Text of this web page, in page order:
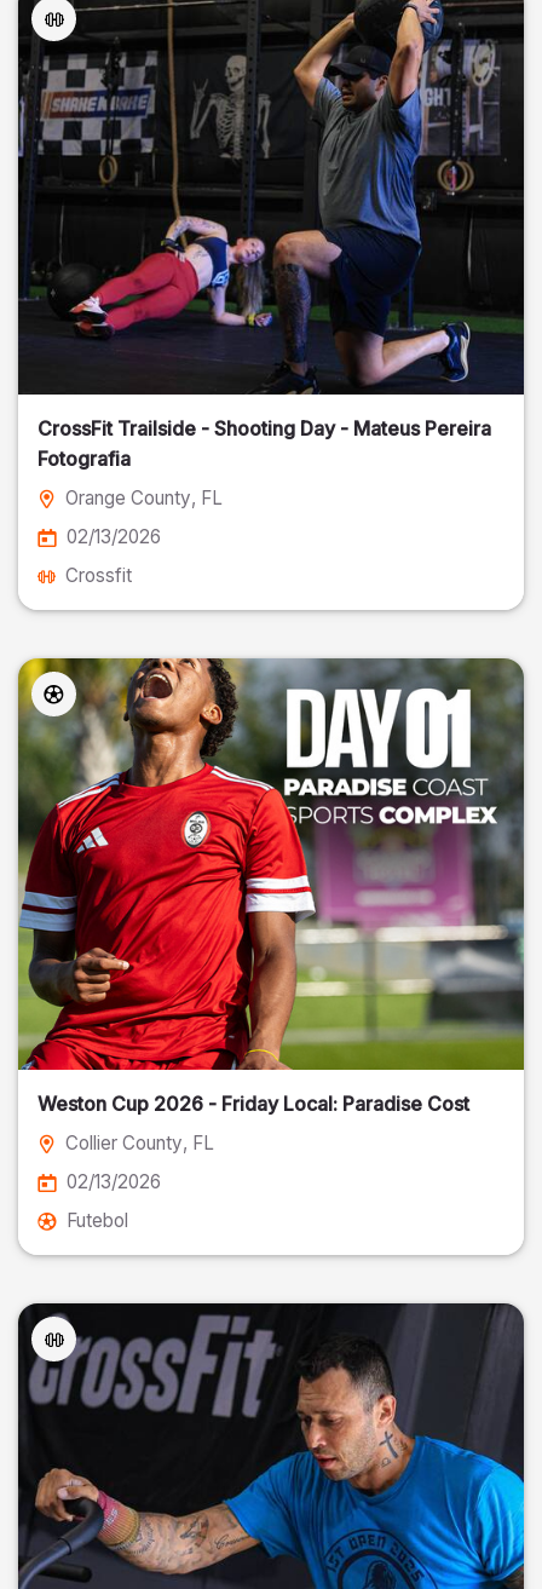
CrossFit Trailside - Shooting Day - Mateus Pereira
Fotografia
Orange County, FL
02/13/2026
Crossfit
Weston Cup 2026 - Friday Local: Paradise Cost
Collier County, FL
02/13/2026
Futebol